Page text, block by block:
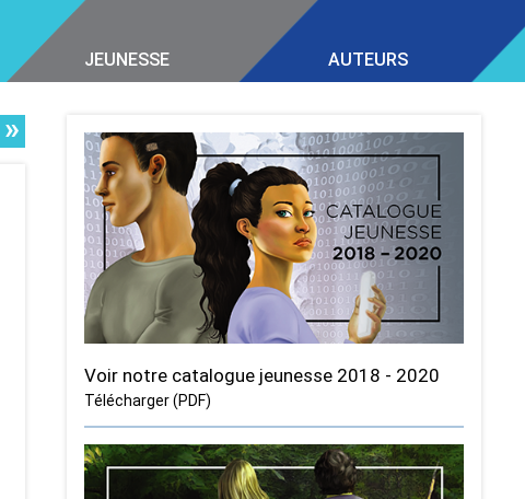
JEUNESSE AUTEURS
»
Voir notre catalogue jeunesse 2018 - 2020
Télécharger (PDF)